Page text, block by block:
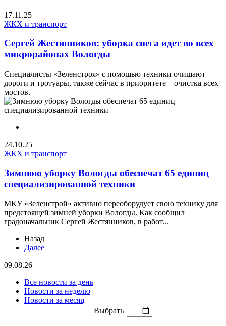
17.11.25
ЖКХ и транспорт
Сергей Жестянников: уборка снега идет во всех
микрорайонах Вологды
Специалисты «Зеленстроя» с помощью техники очищают
дороги и тротуары, также сейчас в приоритете – очистка всех
мостов.
24.10.25
ЖКХ и транспорт
Зимнюю уборку Вологды обеспечат 65 единиц
специализированной техники
МКУ «Зеленстрой» активно переоборудует свою технику для
предстоящей зимней уборки Вологды. Как сообщил
градоначальник Сергей Жестянников, в работ...
Назад
Далее
09.08.26
Все новости за день
Новости за неделю
Новости за месяц
Выбрать